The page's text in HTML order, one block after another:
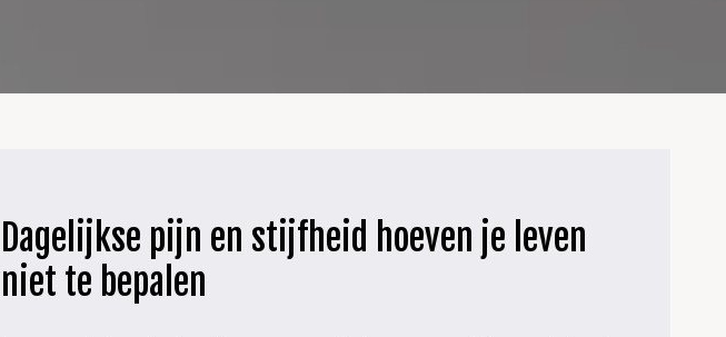
Dagelijkse pijn en stijfheid hoeven je leven
niet te bepalen